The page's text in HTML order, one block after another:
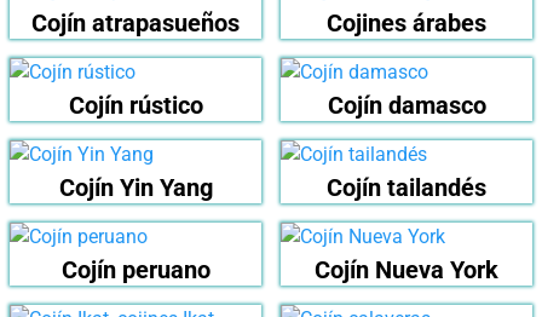
Cojín atrapasueños Cojines árabes
Cojín rústico Cojín damasco
Cojín Yin Yang Cojín tailandés
Cojín peruano Cojín Nueva York